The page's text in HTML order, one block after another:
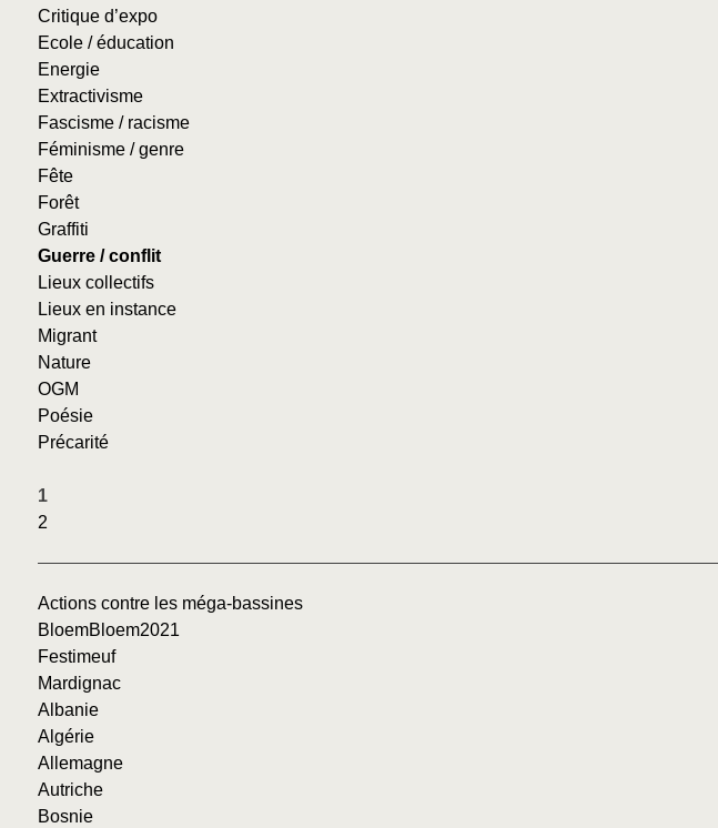
Critique d’expo
Ecole / éducation
Energie
Extractivisme
Fascisme / racisme
Féminisme / genre
Fête
Forêt
Graffiti
Guerre / conflit
Lieux collectifs
Lieux en instance
Migrant
Nature
OGM
Poésie
Précarité
1
2
Actions contre les méga-bassines
BloemBloem2021
Festimeuf
Mardignac
Albanie
Algérie
Allemagne
Autriche
Bosnie